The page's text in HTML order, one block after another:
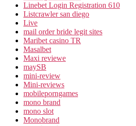
Linebet Login Registration 610
Listcrawler san diego
Live
mail order bride legit sites
Maribet casino TR
Masalbet
Maxi reviewe
maySB
mini-review
Mini-reviews
mobileporngames
mono brand
mono slot
Monobrand